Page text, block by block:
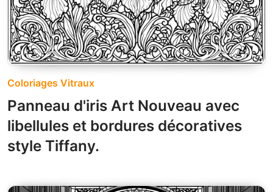
Coloriages Vitraux
Panneau d'iris Art Nouveau avec
libellules et bordures décoratives
style Tiffany.